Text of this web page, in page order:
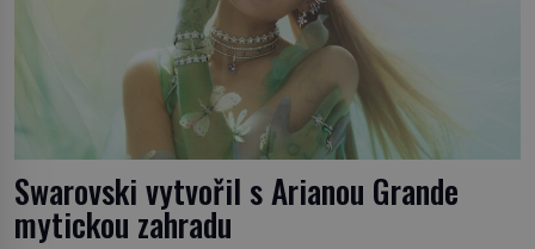
Swarovski vytvořil s Arianou Grande
mytickou zahradu